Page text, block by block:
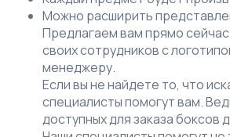
Можно расширить
Предлагаем вам прямо
своих сотрудников с
менеджеру.
Если вы не найдете то, что
специалисты помогут вам.
доступных для заказа боксов